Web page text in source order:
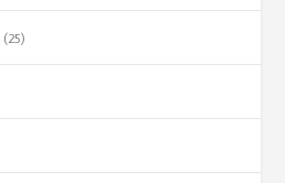
(25)